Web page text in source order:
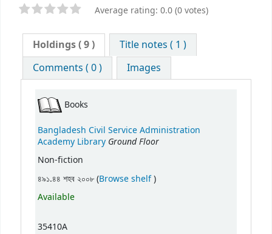
Average rating: 0.0 (0 votes)
Holdings( 9 )
Title notes ( 1 )
Comments ( 0 )
Images
Books
Bangladesh Civil Service Administration
Academy Library Ground Floor
Non-fiction
৪৯১.৪৪ শহব ২০০৮ (Browse shelf(Opens below)
)
Available
35410A